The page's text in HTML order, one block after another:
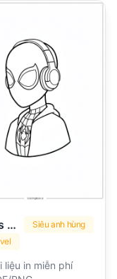
Miles Morales
Siêu anh hùng
liệu in miễn phí